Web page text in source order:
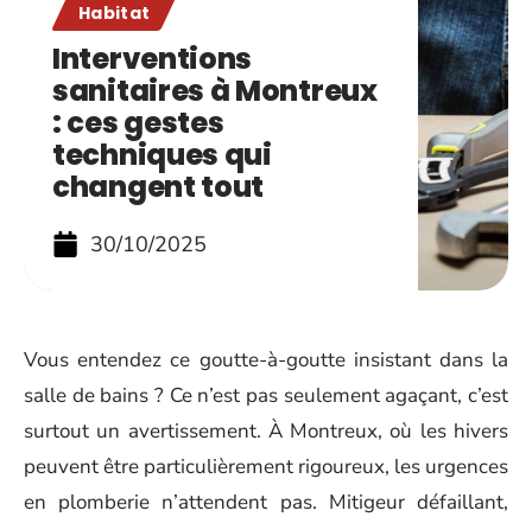
Habitat
Interventions
sanitaires à Montreux
: ces gestes
techniques qui
changent tout
30/10/2025
Vous entendez ce goutte-à-goutte insistant dans la
salle de bains ? Ce n’est pas seulement agaçant, c’est
surtout un avertissement. À Montreux, où les hivers
peuvent être particulièrement rigoureux, les urgences
en plomberie n’attendent pas. Mitigeur défaillant,